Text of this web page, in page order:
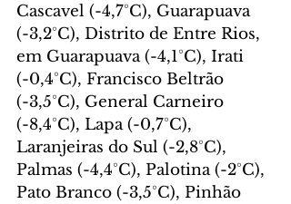
Cascavel (-4,7°C), Guarapuava
(-3,2°C), Distrito de Entre Rios,
em Guarapuava (-4,1°C), Irati
(-0,4°C), Francisco Beltrão
(-3,5°C), General Carneiro
(-8,4°C), Lapa (-0,7°C),
Laranjeiras do Sul (-2,8°C),
Palmas (-4,4°C), Palotina (-2°C),
Pato Branco (-3,5°C), Pinhão